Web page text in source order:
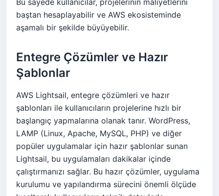
Bu sayede kullanıcılar, projelerinin maliyetlerini
baştan hesaplayabilir ve AWS ekosisteminde
aşamalı bir şekilde büyüyebilir.
Entegre Çözümler ve Hazır
Şablonlar
AWS Lightsail, entegre çözümleri ve hazır
şablonları ile kullanıcıların projelerine hızlı bir
başlangıç yapmalarına olanak tanır. WordPress,
LAMP (Linux, Apache, MySQL, PHP) ve diğer
popüler uygulamalar için hazır şablonlar sunan
Lightsail, bu uygulamaları dakikalar içinde
çalıştırmanızı sağlar. Bu hazır çözümler, uygulama
kurulumu ve yapılandırma sürecini önemli ölçüde